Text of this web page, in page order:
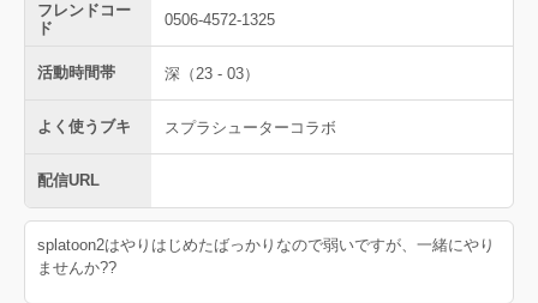
フレンドコー
ド
0506-4572-1325
活動時間帯 深（23 - 03）
よく使うブキ スプラシューターコラボ
配信URL
splatoon2はやりはじめたばっかりなので弱いですが、一緒にやり
ませんか??